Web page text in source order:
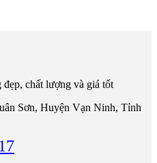
chất lượng và giá tốt
Sơn, Huyện Vạn Ninh, Tỉnh